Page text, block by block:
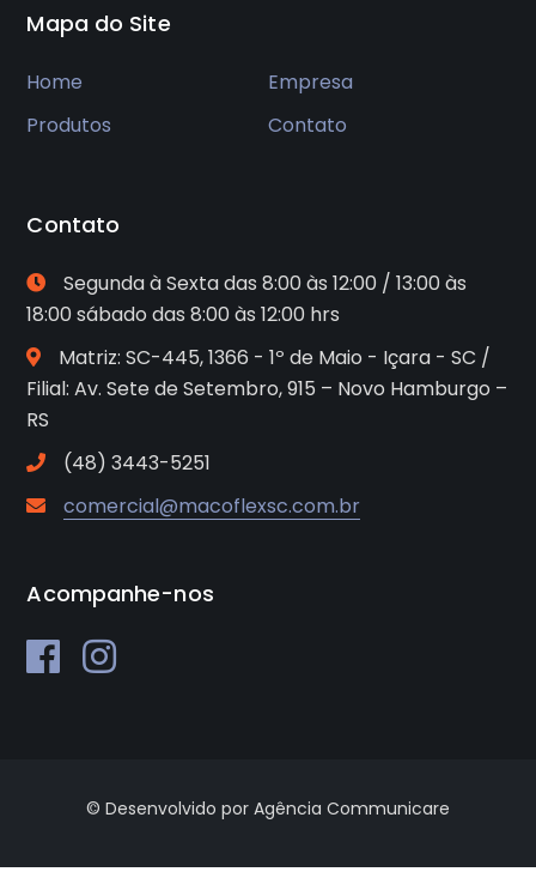
Mapa do Site
Home
Empresa
Produtos
Contato
Contato
Segunda à Sexta das 8:00 às 12:00 / 13:00 às
18:00 sábado das 8:00 às 12:00 hrs
Matriz: SC-445, 1366 - 1º de Maio - Içara - SC /
Filial: Av. Sete de Setembro, 915 – Novo Hamburgo –
RS
(48) 3443-5251
comercial@macoflexsc.com.br
Acompanhe-nos
© Desenvolvido por Agência Communicare